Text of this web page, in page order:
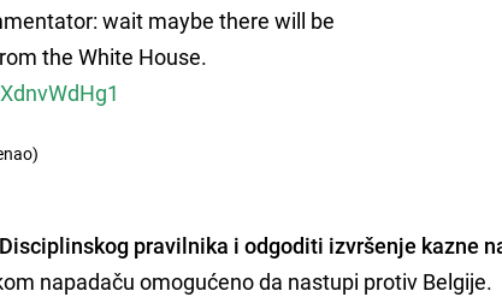
wait maybe there will be
the White House.
pravilnika i odgoditi izvršenje kazne
napadaču omogućeno da nastupi protiv Belgije.